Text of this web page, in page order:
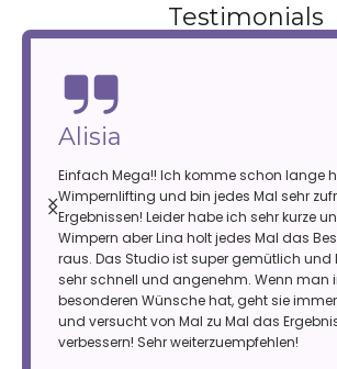
Testimonials
Petra
Sehr freundlich und zaubert WOW-
wieder gerne. Einfach traumhaft schöne